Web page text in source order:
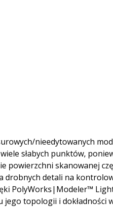
nieedytowanych
słabych punktów,
powierzchni skanowanej
drobnych detali na
PolyWorks|Modeler™
jego topologii i dokładności